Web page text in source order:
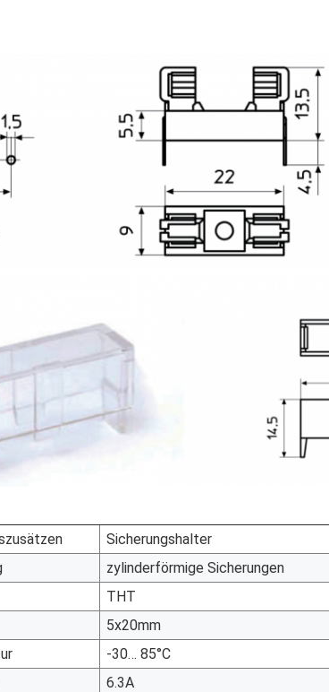
Sicherungshalter
zylinderförmige Sicherungen
THT
5x20mm
-30… 85°C
6.3A